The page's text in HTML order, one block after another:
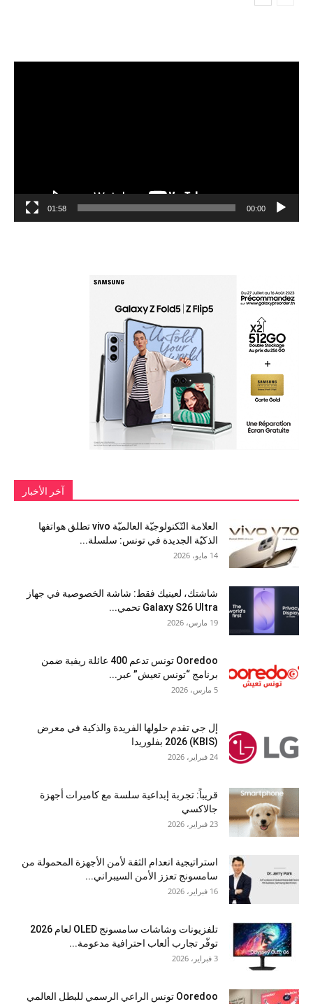
00:00
01:58
آخر الأخبار
العلامة التّكنولوجيّة العالميّة vivo تطلق هواتفها
الذكيّة الجديدة في تونس: سلسلة...
14 مايو، 2026
شاشتك، لعينيك فقط: شاشة الخصوصية في جهاز
Galaxy S26 Ultra تحمي...
19 مارس، 2026
Ooredoo تونس تدعم 400 عائلة ريفية ضمن
برنامج “تونس تعيش” عبر...
5 مارس، 2026
إل جي تقدم حلولها الفريدة والذكية في معرض
(KBIS) 2026 بفلوريدا
24 فبراير، 2026
قريباً: تجربة إبداعية سلسة مع كاميرات أجهزة
جالاكسي
23 فبراير، 2026
استراتيجية انعدام الثقة لأمن الأجهزة المحمولة من
سامسونج تعزز الأمن السيبراني...
16 فبراير، 2026
تلفزيونات وشاشات سامسونج OLED لعام 2026
توفّر تجارب ألعاب احترافية مدعومة...
3 فبراير، 2026
Ooredoo تونس الراعي الرسمي للبطل العالمي